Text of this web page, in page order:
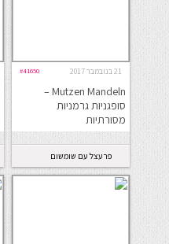
21 בנובמבר 2017 #41650
Mutzen Mandeln –
סופגניות גרמניות
מסורתיות
פרעצל עם שומשום